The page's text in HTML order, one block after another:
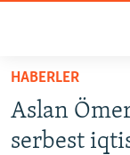
Esas
mündericege
qaytmaq
Baş
HABERLER
SİYASET
HABERLER
Aslan Ömer
serbest